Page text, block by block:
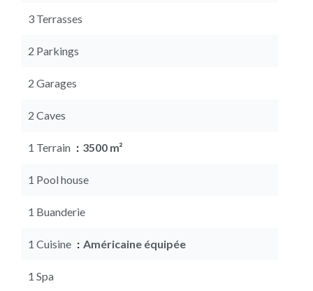
3 Terrasses
2 Parkings
2 Garages
2 Caves
1 Terrain 3500 m²
1 Pool house
1 Buanderie
1 Cuisine Américaine équipée
1 Spa